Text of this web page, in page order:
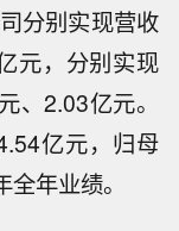
分别实现营收
元，分别实现
、2.03亿元。
亿元，归母
年业绩。